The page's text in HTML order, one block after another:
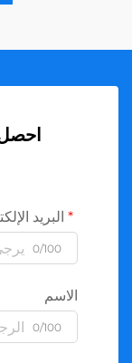
البريد
0/100
الاسم
0/100